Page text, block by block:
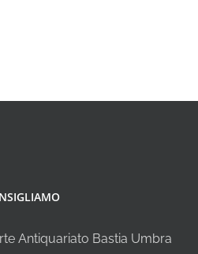
Antiquariato Bastia Umbra